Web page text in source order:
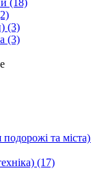
(18)
(3)
(3)
та міста)
(17)